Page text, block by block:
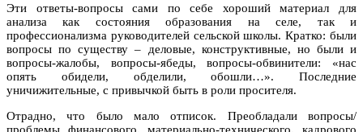
Эти ответы-вопросы сами по себе хороший материал для
анализа как состояния образования на селе, так и
профессионализма руководителей сельской школы. Кратко: были
вопросы по существу – деловые, конструктивные, но были и
вопросы-жалобы, вопросы-ябеды, вопросы-обвинители: «нас
опять обидели, обделили, обошли…». Последние
уничижительные, с привычкой быть в роли просителя.
Отрадно, что было мало отписок. Преобладали вопросы/